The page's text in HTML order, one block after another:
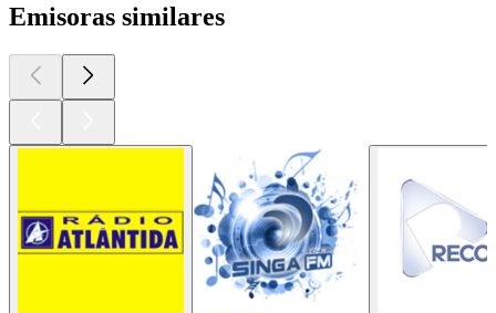
Emisoras similares